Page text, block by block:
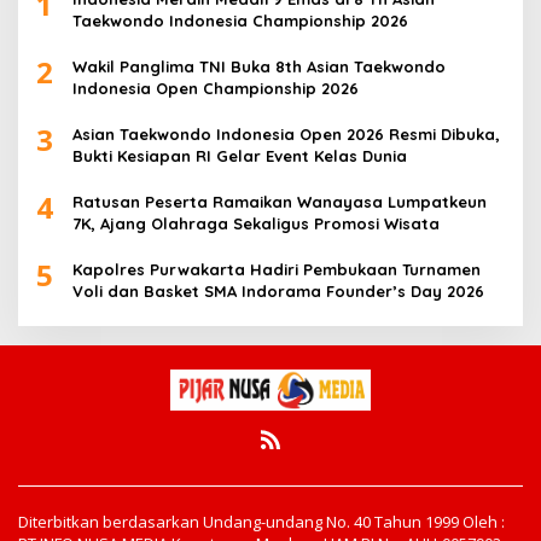
Taekwondo Indonesia Championship 2026
2
Wakil Panglima TNI Buka 8th Asian Taekwondo
Indonesia Open Championship 2026
3
Asian Taekwondo Indonesia Open 2026 Resmi Dibuka,
Bukti Kesiapan RI Gelar Event Kelas Dunia
4
Ratusan Peserta Ramaikan Wanayasa Lumpatkeun
7K, Ajang Olahraga Sekaligus Promosi Wisata
5
Kapolres Purwakarta Hadiri Pembukaan Turnamen
Voli dan Basket SMA Indorama Founder’s Day 2026
Diterbitkan berdasarkan Undang-undang No. 40 Tahun 1999 Oleh :